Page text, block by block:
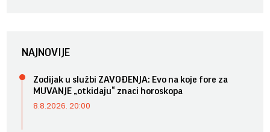
NAJNOVIJE
Zodijak u službi ZAVOĐENJA: Evo na koje fore za
MUVANJE „otkidaju“ znaci horoskopa
8.8.2026. 20:00